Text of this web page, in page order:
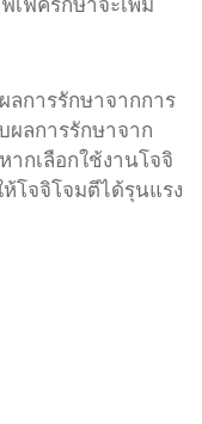
การรักษาจากการ
ผลการรักษาจาก
กเลือกใช้งานโจจิ
โจจิโจมตีได้รุนแรง